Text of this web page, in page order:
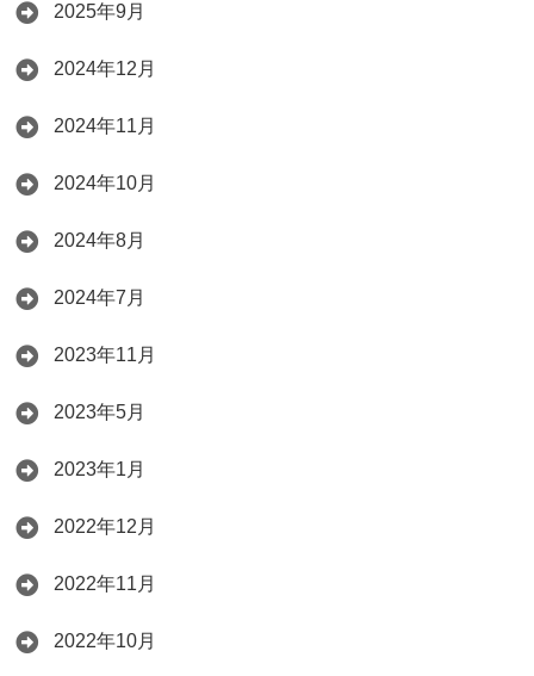
2025年9月
2024年12月
2024年11月
2024年10月
2024年8月
2024年7月
2023年11月
2023年5月
2023年1月
2022年12月
2022年11月
2022年10月